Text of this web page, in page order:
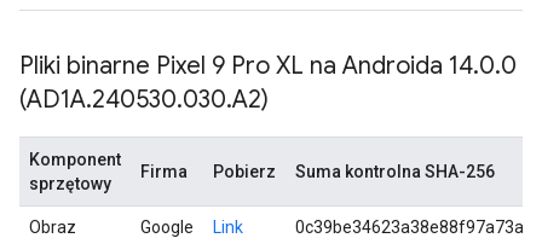
Pliki binarne Pixel 9 Pro XL na Androida 14.0.0
(AD1A.240530.030.A2)
Komponent
sprzętowy
Firma Pobierz Suma kontrolna SHA-256
Obraz
Google Link